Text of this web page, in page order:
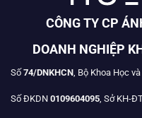
CÔNG TY CP
DOANH NGHIỆP
Số 74/DNKHCN, Bộ Khoa Học
Số ĐKDN 0109604095 , Sở KH-